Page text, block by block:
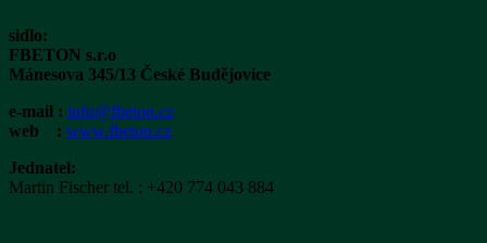
sidlo:
FBETON s.r.o
Mánesova 345/13 České Budějovice
e-mail : info@fbeton.cz
web : www.fbeton.cz
Jednatel:
Martin Fischer tel. : +420 774 043 884